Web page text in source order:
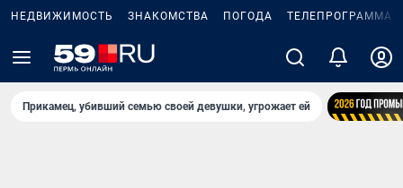
НЕДВИЖИМОСТЬ ЗНАКОМСТВА ПОГОДА ТЕЛЕПРОГРАММА
Прикамец, убивший семью своей девушки, угрожает ей